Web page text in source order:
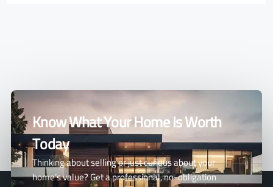
Know What Your Home Is Worth
Today
Thinking about selling or just curious about your
home’s value? Get a professional, no-obligation